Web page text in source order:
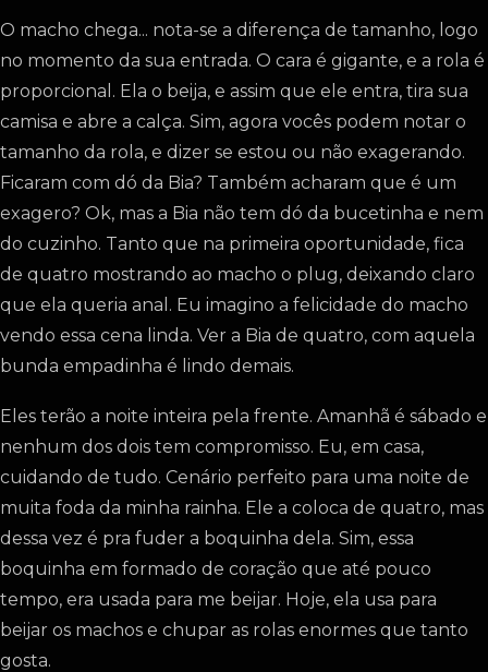
O macho chega... nota-se a diferença de tamanho, logo
no momento da sua entrada. O cara é gigante, e a rola é
proporcional. Ela o beija, e assim que ele entra, tira sua
camisa e abre a calça. Sim, agora vocês podem notar o
tamanho da rola, e dizer se estou ou não exagerando.
Ficaram com dó da Bia? Também acharam que é um
exagero? Ok, mas a Bia não tem dó da bucetinha e nem
do cuzinho. Tanto que na primeira oportunidade, fica
de quatro mostrando ao macho o plug, deixando claro
que ela queria anal. Eu imagino a felicidade do macho
vendo essa cena linda. Ver a Bia de quatro, com aquela
bunda empadinha é lindo demais.
Eles terão a noite inteira pela frente. Amanhã é sábado e
nenhum dos dois tem compromisso. Eu, em casa,
cuidando de tudo. Cenário perfeito para uma noite de
muita foda da minha rainha. Ele a coloca de quatro, mas
dessa vez é pra fuder a boquinha dela. Sim, essa
boquinha em formado de coração que até pouco
tempo, era usada para me beijar. Hoje, ela usa para
beijar os machos e chupar as rolas enormes que tanto
gosta.